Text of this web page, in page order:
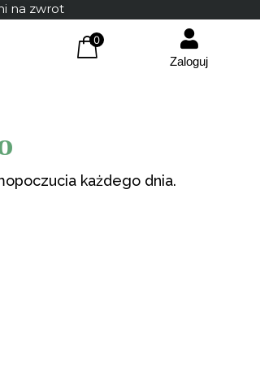
na zwrot
0
Zaloguj
każdego dnia.